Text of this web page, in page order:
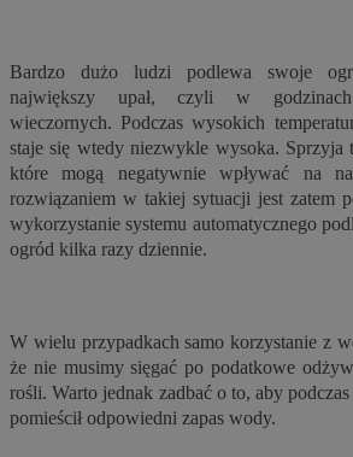
Bardzo dużo ludzi podlewa swoje
największy upał, czyli w
wieczornych. Podczas wysokich
staje się wtedy niezwykle wysoka.
które mogą negatywnie wpływać na
rozwiązaniem w takiej sytuacji jest zatem
wykorzystanie systemu automatycznego
ogród kilka razy dziennie.
W wielu przypadkach samo korzystanie z
że nie musimy sięgać po podatkowe
rośli. Warto jednak zadbać o to, aby
pomieścił odpowiedni zapas wody.